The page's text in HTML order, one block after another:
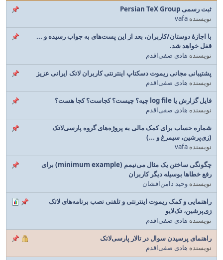
ثبت رسمی Persian TeX Group
نویسنده vafa
با اجازهٔ دوستان/کاربران، بعد از این پست‌های به جواب رسیده و ...
قفل خواهد شد.
نویسنده هادی صفی‌اقدم
پشتیبانی مجانی ریموت دسکتاپ اینترنتی کاربران لاتک ایرانی عزیز
نویسنده هادی صفی‌اقدم
فایل گزارش یا log file چیه؟ چیست؟ کجاست؟ کجا هست؟
نویسنده هادی صفی‌اقدم
شماره حساب برای کمک مالی به پروژه‌های گروه پارسی‌لاتک
(زی‌پرشین، سیمرغ و ...)
نویسنده vafa
چگونگی ساختن یک مثال می‌نیمم (minimum example) برای
رفع خطاها بوسیله دیگر کاربران
نویسنده وحید دامن‌افشان
راهنمایی و کمک ریموت اینترنتی و تلفنی نصب برنامه‌های لاتک
زی‌پرشین، تک‌لایو
نویسنده هادی صفی‌اقدم
راهنمای پرسیدن سوال در تالار پارسی‌لاتک
نویسنده هادی صفی‌اقدم